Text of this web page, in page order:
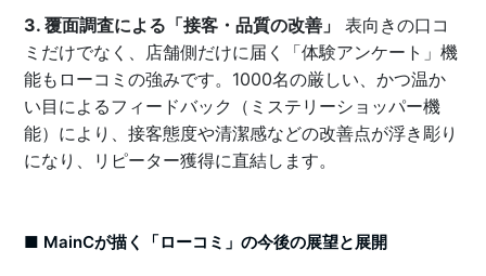
3. 覆面調査による「接客・品質の改善」
表向きの口コ
ミだけでなく、店舗側だけに届く「体験アンケート」機
能もローコミの強みです。1000名の厳しい、かつ温か
い目によるフィードバック（ミステリーショッパー機
能）により、接客態度や清潔感などの改善点が浮き彫り
になり、リピーター獲得に直結します。
■ MainCが描く「ローコミ」の今後の展望と展開